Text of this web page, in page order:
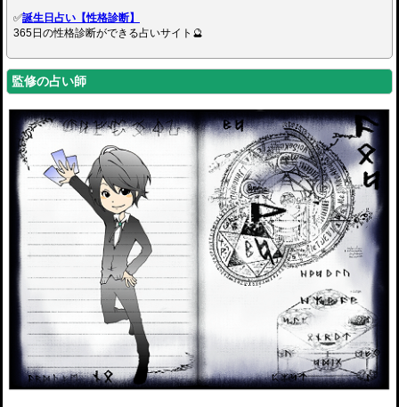
✅誕生日占い【性格診断】
365日の性格診断ができる占いサイト🔮
監修の占い師